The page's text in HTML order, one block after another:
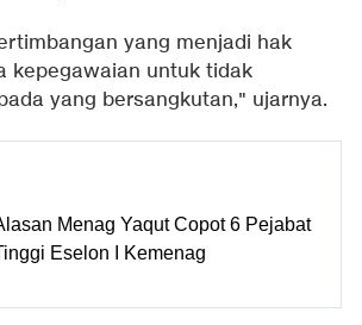
yang menjadi hak
kepegawaian untuk tidak
yang bersangkutan," ujarnya.
Menag Yaqut Copot 6 Pejabat
Eselon I Kemenag